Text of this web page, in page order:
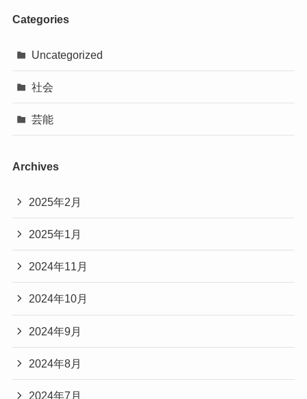
Categories
Uncategorized
社会
芸能
Archives
2025年2月
2025年1月
2024年11月
2024年10月
2024年9月
2024年8月
2024年7月